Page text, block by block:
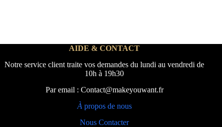
AIDE & CONTACT
Notre service client traite vos demandes du lundi au vendredi de
10h à 19h30
Par email : Contact@makeyouwant.fr
À propos de nous
Nous Contacter